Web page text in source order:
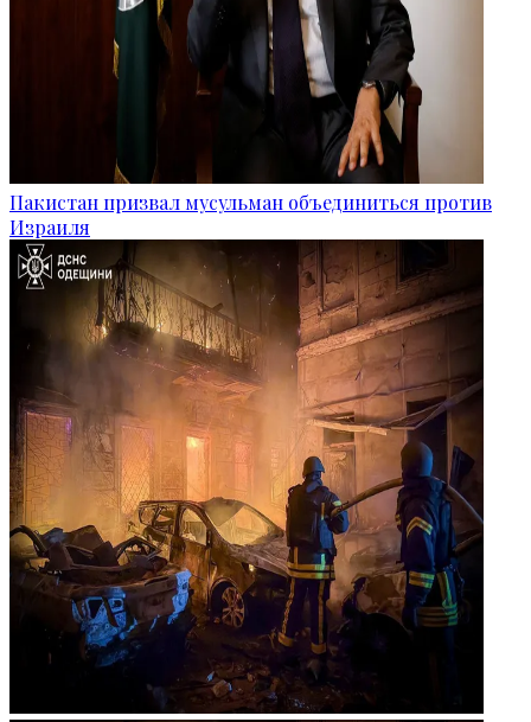
Пакистан призвал мусульман объединиться против
Израиля